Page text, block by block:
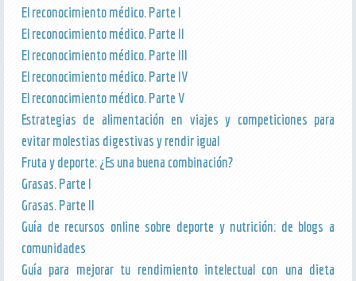
El reconocimiento médico. Parte I
El reconocimiento médico. Parte II
El reconocimiento médico. Parte III
El reconocimiento médico. Parte IV
El reconocimiento médico. Parte V
Estrategias de alimentación en viajes y competiciones para
evitar molestias digestivas y rendir igual
Fruta y deporte: ¿Es una buena combinación?
Grasas. Parte I
Grasas. Parte II
Guía de recursos online sobre deporte y nutrición: de blogs a
comunidades
Guía para mejorar tu rendimiento intelectual con una dieta